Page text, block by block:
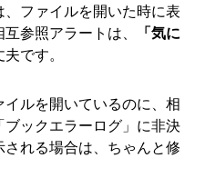
ファイルを開いた時に表
参照アラートは、
「気に
です。
イルを開いているのに、相
ブックエラーログ」に非決
される場合は、ちゃんと修